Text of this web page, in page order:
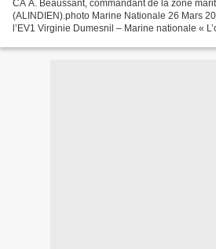
CA A. Beaussant, commandant de la zone
(ALINDIEN).photo Marine Nationale 26 Mars
l’EV1 Virginie Dumesnil – Marine nationale «